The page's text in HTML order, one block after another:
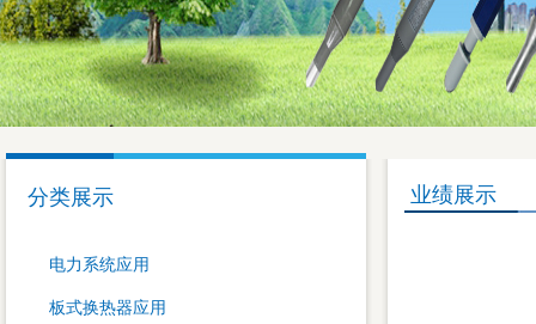
分类展示
电力系统应用
板式换热器应用
业绩展示